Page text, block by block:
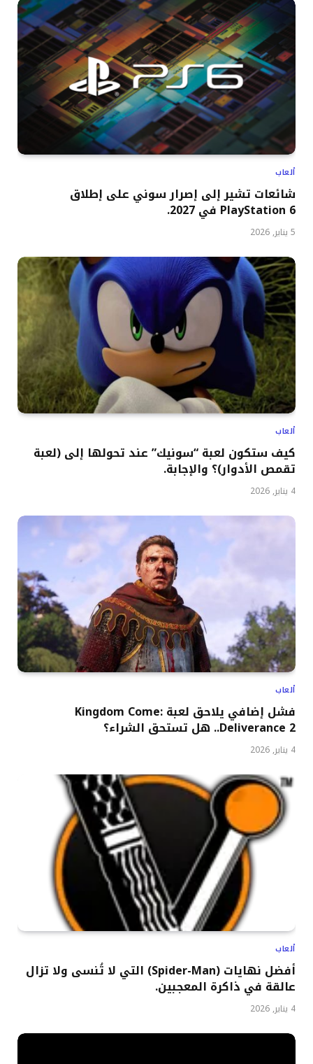
ألعاب
شائعات تشير إلى إصرار سوني على إطلاق
PlayStation 6 في 2027.
5 يناير, 2026
ألعاب
كيف ستكون لعبة “سونيك” عند تحولها إلى (لعبة
تقمص الأدوار)؟ والإجابة.
4 يناير, 2026
ألعاب
فشل إضافي يلاحق لعبة Kingdom Come:
Deliverance 2.. هل تستحق الشراء؟
4 يناير, 2026
ألعاب
أفضل نهايات (Spider-Man) التي لا تُنسى ولا تزال
عالقة في ذاكرة المعجبين.
4 يناير, 2026